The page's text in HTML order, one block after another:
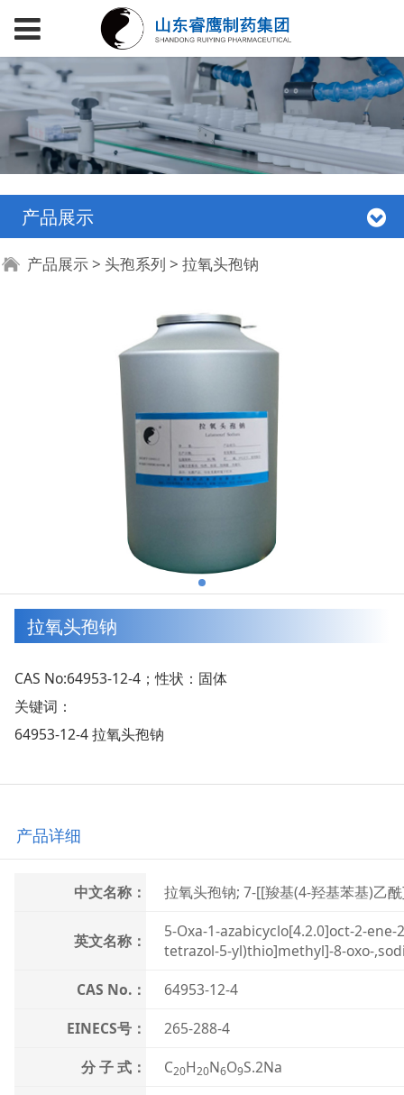
产品展示
拉氧头孢钠
产品展示 > 头孢系列 > 拉氧头孢钠
拉氧头孢钠
CAS No:64953-12-4；性状：固体
关键词：
64953-12-4 拉氧头孢钠
产品详细
中文名称： 拉氧头孢钠; 7-[[羧基(4-羟基苯基)乙
英文名称：
5-Oxa-1-azabicyclo[4.2.0]oct-2-
tetrazol-5-yl)thio]methyl]-8-oxo-
CAS No.：
64953-12-4
EINECS号：
265-288-4
分 子 式：
C20H20N6O9S.2Na